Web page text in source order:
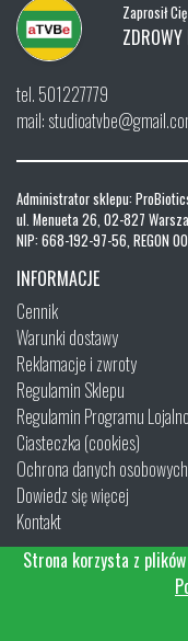
Zaprosił Cię
ZDROWY
tel. 501227779
mail:
Administrator sklepu:
ul. Menueta 26, 02-827
NIP: 668-192-97-56, REGON
INFORMACJE
Cennik
Warunki dostawy
Reklamacje i zwroty
Regulamin Sklepu
Regulamin Programu
Ciasteczka (cookies)
Ochrona danych osobowych
Dowiedz się więcej
Kontakt
Strona korzysta z